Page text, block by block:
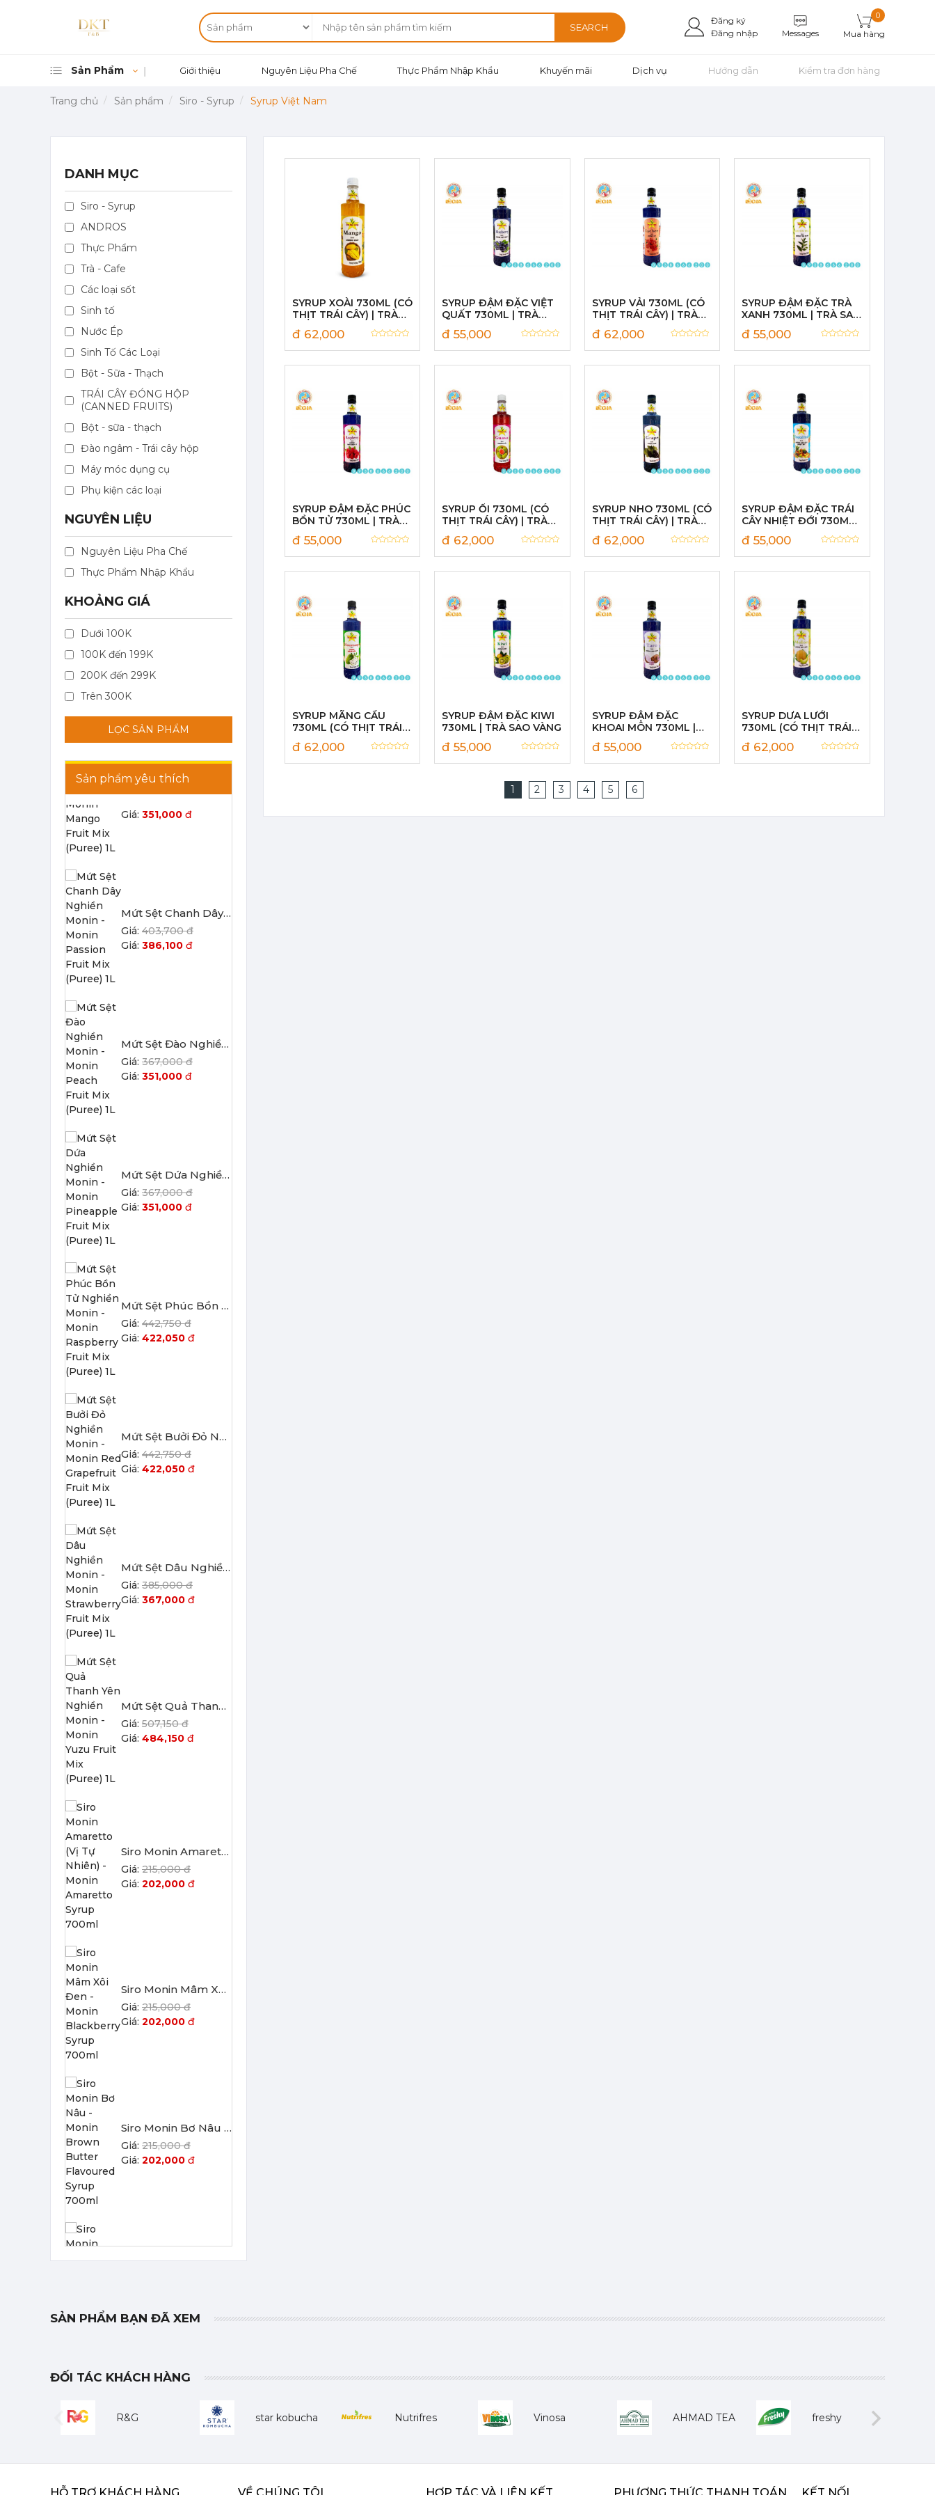
SEARCH
Đăng ký
Đăng nhập
Messages
0
Mua hàng
Sản Phẩm Giới thiệu Nguyên Liệu Pha Chế Thực Phẩm Nhập Khẩu Khuyến mãi Dịch vụ Hướng dẫn Kiểm tra đơn hàng
Trang chủ Sản phẩm Siro - Syrup Syrup Việt Nam
DANH MỤC
Siro - Syrup
ANDROS
Thực Phẩm
Trà - Cafe
Các loại sốt
Sinh tố
Nước Ép
Sinh Tố Các Loại
Bột - Sữa - Thạch
TRÁI CÂY ĐÓNG HỘP
(CANNED FRUITS)
Bột - sữa - thạch
Đào ngâm - Trái cây hộp
Máy móc dụng cụ
Phụ kiện các loại
NGUYÊN LIỆU
Nguyên Liệu Pha Chế
Thực Phẩm Nhập Khẩu
KHOẢNG GIÁ
Dưới 100K
100K đến 199K
200K đến 299K
Trên 300K
LỌC SẢN PHẨM
Sản phẩm yêu thích
367,000 đ
351,000
Mứt Sệt Kiwi Nghiền Monin - Monin Kiwi Fruit Mix (Puree) 1L
367,000 đ
351,000 đ
367,000 đ
351,000 đ
Mứt Sệt Chanh Dây Nghiền Monin - Monin Passion Fruit Mix (Puree) 1L
403,700 đ
386,100 đ
Mứt Sệt Đào Nghiền Monin - Monin Peach Fruit Mix (Puree) 1L
367,000 đ
351,000 đ
Mứt Sệt Dứa Nghiền Monin - Monin Pineapple Fruit Mix (Puree) 1L
367,000 đ
351,000 đ
Mứt Sệt Phúc Bồn Tử Nghiền Monin - Monin Raspberry Fruit Mix (Puree) 1L
442,750 đ
422,050 đ
Mứt Sệt Bưởi Đỏ Nghiền Monin - Monin Red Grapefruit Fruit Mix (Puree) 1L
442,750 đ
422,050 đ
Mứt Sệt Dâu Nghiền Monin - Monin Strawberry Fruit Mix (Puree) 1L
385,000 đ
367,000 đ
Mứt Sệt Quả Thanh Yên Nghiền Monin - Monin Yuzu Fruit Mix (Puree) 1L
507,150 đ
484,150 đ
Siro Monin Amaretto (Vị Tự Nhiên) - Monin Amaretto Syrup 700ml
215,000 đ
202,000 đ
Siro Monin Mâm Xôi Đen - Monin Blackberry Syrup 700ml
215,000 đ
202,000 đ
Siro Monin Bơ Nâu - Monin Brown Butter Flavoured Syrup 700ml
215,000 đ
202,000 đ
SYRUP XOÀI 730ML (CÓ
THỊT TRÁI CÂY) | TRÀ
SAO VÀNG
đ 62,000
SYRUP ĐẬM ĐẶC VIỆT
QUẤT 730ML | TRÀ
SAO VÀNG
đ 55,000
SYRUP VẢI 730ML (CÓ
THỊT TRÁI CÂY) | TRÀ
SAO VÀNG
đ 62,000
SYRUP ĐẬM ĐẶC TRÀ
XANH 730ML | TRÀ SAO
VÀNG
đ 55,000
SYRUP ĐẬM ĐẶC PHÚC
BỒN TỬ 730ML | TRÀ
SAO VÀNG
đ 55,000
SYRUP ỔI 730ML (CÓ
THỊT TRÁI CÂY) | TRÀ
SAO VÀNG
đ 62,000
SYRUP NHO 730ML (CÓ
THỊT TRÁI CÂY) | TRÀ
SAO VÀNG
đ 62,000
SYRUP ĐẬM ĐẶC TRÁI
CÂY NHIỆT ĐỚI 730ML |
TRÀ SAO VÀNG
đ 55,000
SYRUP MÃNG CẦU
730ML (CÓ THỊT TRÁI
CÂY) | TRÀ SAO VÀNG
đ 62,000
SYRUP ĐẬM ĐẶC KIWI
730ML | TRÀ SAO VÀNG
đ 55,000
SYRUP ĐẬM ĐẶC
KHOAI MÔN 730ML |
TRÀ SAO VÀNG
đ 55,000
SYRUP DƯA LƯỚI
730ML (CÓ THỊT TRÁI
CÂY) | TRÀ SAO VÀNG
đ 62,000
1 2 3 4 5 6
SẢN PHẨM BẠN ĐÃ XEM
ĐỐI TÁC KHÁCH HÀNG
R&G star kobucha Nutrifres Vinosa AHMAD TEA freshy